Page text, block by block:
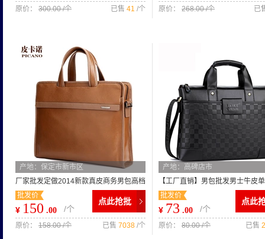
已售 41 /个
原价： 300.00 /个 已
原价： 268.00 /个
产地：保定市新市区
厂家批发定做2014新款真皮商务男包高档
男士公文包手提包男包
批发价
¥ 150 .00 /个
点此抢批
已售 7038 /个
原价： 158.00 /个
产地：高碑店市
【工厂直销】男包批发男士牛皮
横款 真皮商务男包
批发价
¥ 73 .00 /个
点此
已售
原价： 80.00 /个